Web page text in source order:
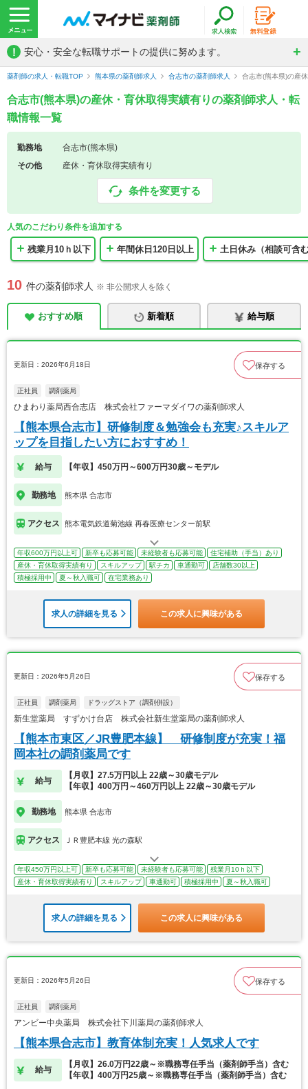
! 安心・安全な転職サポートの提供に努めます。
薬剤師の求人・転職TOP 熊本県の薬剤師求人 合志市の薬剤師求人 合志市(熊本県)の産
合志市(熊本県)の産休・育休取得実績有りの薬剤師求人・転
職情報一覧
勤務地
合志市(熊本県)
その他
産休・育休取得実績有り
条件を変更する
人気のこだわり条件を追加する
残業月10ｈ以下 年間休日120日以上 土日休み（相談可含
10 件の薬剤師求人 ※ 非公開求人を除く
おすすめ順 新着順 給与順
更新日：2026年6月18日 保存する
正社員 調剤薬局
ひまわり薬局西合志店 株式会社ファーマダイワの薬剤師求人
【熊本県合志市】研修制度＆勉強会も充実♪スキルア
ップを目指したい方におすすめ！
給与 【年収】450万円～600万円30歳～モデル
勤務地 熊本県 合志市
アクセス 熊本電気鉄道菊池線 再春医療センター前駅
年収600万円以上可 新卒も応募可能 未経験者も応募可能
住宅補助（手当）あり
産休・育休取得実績有り
スキルアップ 駅チカ 車通勤可
店舗数30以上
積極採用中
夏～秋入職可 在宅業務あり
求人の詳細を見る この求人に興味がある
更新日：2026年5月26日 保存する
正社員 調剤薬局 ドラッグストア（調剤併設）
新生堂薬局 すずかけ台店 株式会社新生堂薬局の薬剤師求人
【熊本市東区／JR豊肥本線】 研修制度が充実！福
岡本社の調剤薬局です
給与
【月収】27.5万円以上 22歳～30歳モデル
【年収】400万円～460万円以上 22歳～30歳モデル
勤務地 熊本県 合志市
アクセス ＪＲ豊肥本線 光の森駅
年収450万円以上可 新卒も応募可能 未経験者も応募可能
残業月10ｈ以下
産休・育休取得実績有り
スキルアップ 車通勤可 積極採用中 夏～秋入職可
求人の詳細を見る この求人に興味がある
更新日：2026年5月26日 保存する
正社員 調剤薬局
アンビー中央薬局 株式会社下川薬局の薬剤師求人
【熊本県合志市】教育体制充実！人気求人です
給与
【月収】26.0万円22歳～※職務専任手当（薬剤師手当）含む
【年収】400万円25歳～※職務専任手当（薬剤師手当）含む